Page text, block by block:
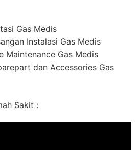
Gas Medis
Instalasi Gas Medis
Maintenance Gas Medis
dan Accessories Gas
Sakit :